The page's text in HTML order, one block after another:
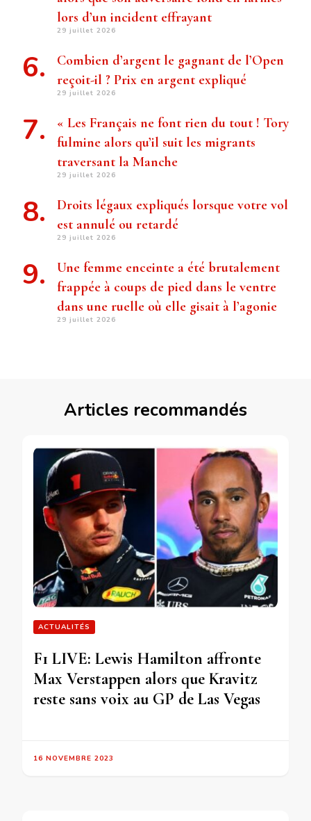
lors d’un incident effrayant
29 juillet 2026
Combien d’argent le gagnant de l’Open
reçoit-il ? Prix ​​en argent expliqué
29 juillet 2026
« Les Français ne font rien du tout ! Tory
fulmine alors qu’il suit les migrants
traversant la Manche
29 juillet 2026
Droits légaux expliqués lorsque votre vol
est annulé ou retardé
29 juillet 2026
Une femme enceinte a été brutalement
frappée à coups de pied dans le ventre
dans une ruelle où elle gisait à l’agonie
29 juillet 2026
Articles recommandés
ACTUALITÉS
F1 LIVE: Lewis Hamilton affronte
Max Verstappen alors que Kravitz
reste sans voix au GP de Las Vegas
16 NOVEMBRE 2023